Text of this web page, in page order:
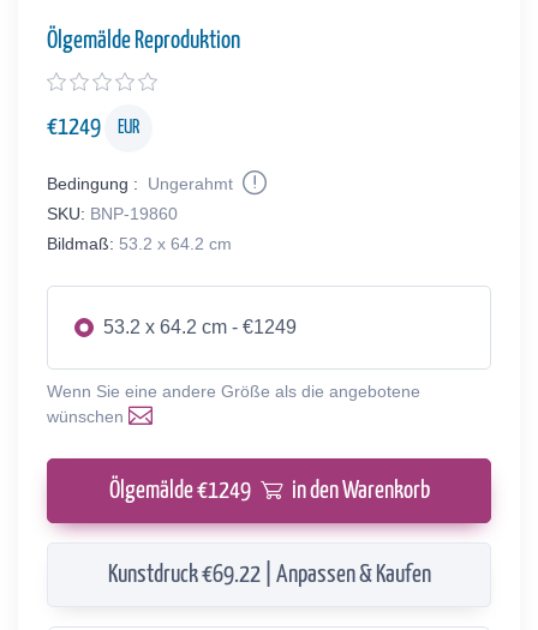
Ölgemälde Reproduktion
€1249 EUR
Bedingung :
Ungerahmt
SKU: BNP-19860
Bildmaß: 53.2 x 64.2 cm
53.2 x 64.2 cm - €1249
Wenn Sie eine andere Größe als die angebotene
wünschen
Ölgemälde €1249 in den Warenkorb
Kunstdruck €69.22 | Anpassen & Kaufen